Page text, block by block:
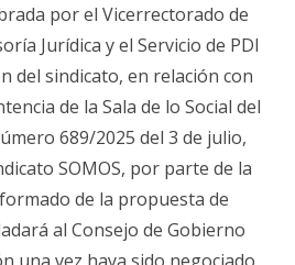
por el Vicerrectorado de
Jurídica y el Servicio de PDI
del sindicato, en relación con
de la Sala de lo Social del
689/2025 del 3 de julio,
SOMOS, por parte de la
de la propuesta de
al Consejo de Gobierno
una vez haya sido negociado